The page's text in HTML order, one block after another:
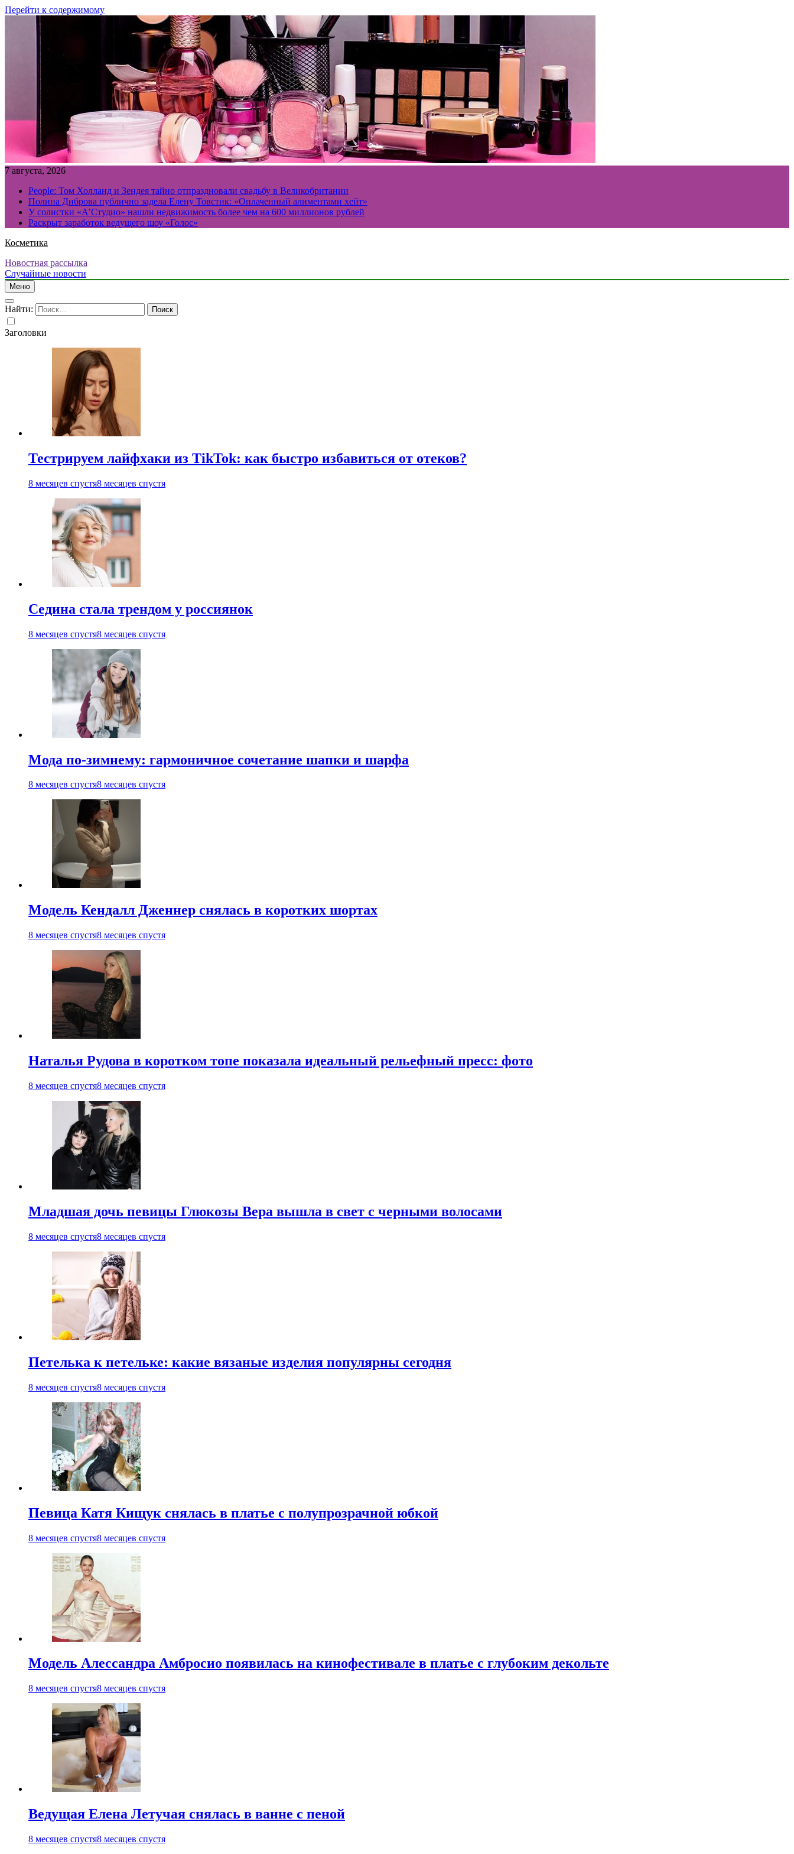
Перейти к содержимому
7 августа, 2026
People: Том Холланд и Зендея тайно отпраздновали свадьбу в Великобритании
Полина Диброва публично задела Елену Товстик: «Оплаченный алиментами хейт»
У солистки «А’Студио» нашли недвижимость более чем на 600 миллионов рублей
Раскрыт заработок ведущего шоу «Голос»
Косметика
Новостная рассылка
Случайные новости
Меню
Найти:
Заголовки
Тестрируем лайфхаки из TikTok: как быстро избавиться от отеков?
8 месяцев спустя8 месяцев спустя
Седина стала трендом у россиянок
8 месяцев спустя8 месяцев спустя
Мода по-зимнему: гармоничное сочетание шапки и шарфа
8 месяцев спустя8 месяцев спустя
Модель Кендалл Дженнер снялась в коротких шортах
8 месяцев спустя8 месяцев спустя
Наталья Рудова в коротком топе показала идеальный рельефный пресс: фото
8 месяцев спустя8 месяцев спустя
Младшая дочь певицы Глюкозы Вера вышла в свет с черными волосами
8 месяцев спустя8 месяцев спустя
Петелька к петельке: какие вязаные изделия популярны сегодня
8 месяцев спустя8 месяцев спустя
Певица Катя Кищук снялась в платье с полупрозрачной юбкой
8 месяцев спустя8 месяцев спустя
Модель Алессандра Амбросио появилась на кинофестивале в платье с глубоким декольте
8 месяцев спустя8 месяцев спустя
Ведущая Елена Летучая снялась в ванне с пеной
8 месяцев спустя8 месяцев спустя